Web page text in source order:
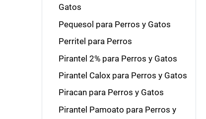
Gatos
Pequesol para Perros y Gatos
Perritel para Perros
Pirantel 2% para Perros y Gatos
Pirantel Calox para Perros y Gatos
Piracan para Perros y Gatos
Pirantel Pamoato para Perros y